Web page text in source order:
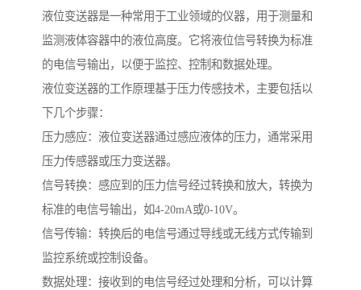
液位变送器是一种常用于工业领域的仪器，用于测量和
监测液体容器中的液位高度。它将液位信号转换为标准
的电信号输出，以便于监控、控制和数据处理。
液位变送器的工作原理基于压力传感技术，主要包括以
下几个步骤：
压力感应：液位变送器通过感应液体的压力，通常采用
压力传感器或压力变送器。
信号转换：感应到的压力信号经过转换和放大，转换为
标准的电信号输出，如4-20mA或0-10V。
信号传输：转换后的电信号通过导线或无线方式传输到
监控系统或控制设备。
数据处理：接收到的电信号经过处理和分析，可以计算